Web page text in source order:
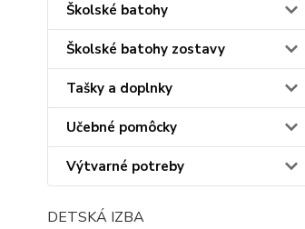
Školské batohy
Školské batohy zostavy
Tašky a doplnky
Učebné pomôcky
Výtvarné potreby
DETSKÁ IZBA